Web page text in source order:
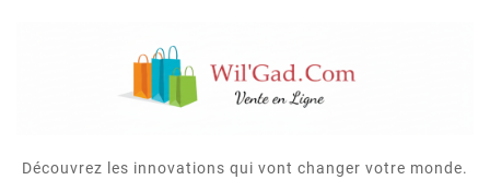
Découvrez les innovations qui vont changer votre monde.